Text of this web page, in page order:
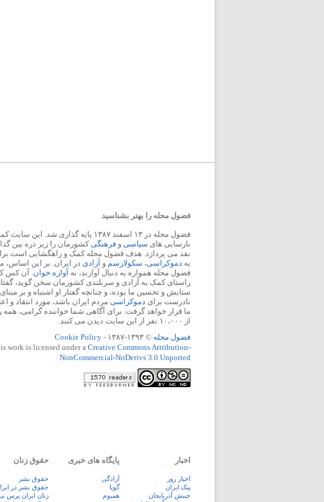
فضول محله را بهتر بشناسید
فضول محله در ۱۳ اسفند ۱۳۸۷ پایه گذاری شد. این
نارسایی های سیاسی و فرهنگیکشورمان را زیر ذره بین
نقد می پردازد. هدف فضول محله کمک و راهگشایی است
به دموکراسی، سکولارسم و آزادی در ایران. بر این اساس،
فضول محله همواره به دنبال آوازند، نه آوازه خوان. آن کس
راستای کمک به آزادی و سربلندی کشورمان سخن گوید،
ستایش و تحسین ما بوده، و چنانچه گفتار او اشتباه و بر
نادرست برای دموکراسی مردم ایران باشد، مورد انتقاد و
ما قرار خواهد گرفت. برای آگاهی شما خواننده گرامی، همه
از ۱۰،۰۰۰ نفر از این سایت دیدن می کنند.
فضول محله © ۱۳۹۳-۱۳۸۷ -
Cookie Policy
work is licensed under aCreative Commons Attribution-
NonCommercial-NoDerivs 3.0 Unported
اخبار
اخبار روز
پيک ايران
جنبش آذربایجان
پایگاه های خبری
آزادگی
گویا
همبوم
حقوق زنان
حقوق بشر
حقوق بشر در
زنان ايران پرس